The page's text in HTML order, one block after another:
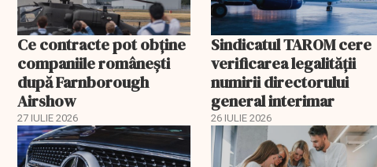
Ce contracte pot obține
companiile românești
după Farnborough
Airshow
27 IULIE 2026
Sindicatul TAROM cere
verificarea legalității
numirii directorului
general interimar
26 IULIE 2026